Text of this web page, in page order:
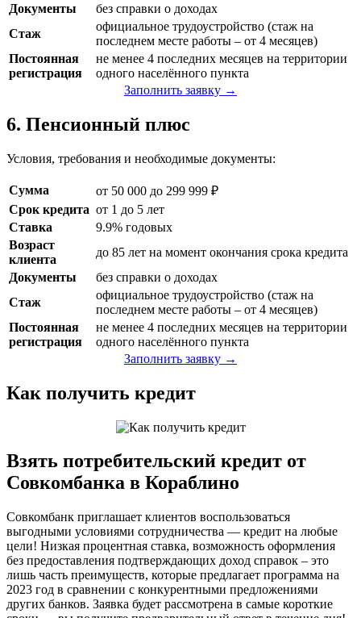
Документы
без справки о доходах
Стаж
официальное трудоустройство (стаж на
последнем месте работы – от 4 месяцев)
Постоянная
регистрация
не менее 4 последних месяцев на территории
одного населённого пункта
Заполнить заявку →
6. Пенсионный плюс
Условия, требования и необходимые документы:
Сумма
от 50 000 до 299 999 ₽
Срок кредита от 1 до 5 лет
Ставка
9.9% годовых
Возраст
клиента
до 85 лет на момент окончания срока кредита
Документы
без справки о доходах
Стаж
официальное трудоустройство (стаж на
последнем месте работы – от 4 месяцев)
Постоянная
регистрация
не менее 4 последних месяцев на территории
одного населённого пункта
Заполнить заявку →
Как получить кредит
Взять потребительский кредит от
Совкомбанка в Кораблино
Совкомбанк приглашает клиентов воспользоваться
выгодными условиями сотрудничества — кредит на любые
цели! Низкая процентная ставка, возможность оформления
без предоставления подтверждающих доход справок – это
лишь часть преимуществ, которые предлагает программа на
2023 год в сравнении с конкурентными предложениями
других банков. Заявка будет рассмотрена в самые короткие